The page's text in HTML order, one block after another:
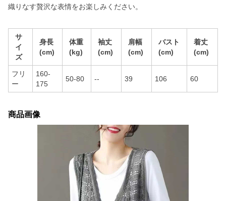
織りなす贅沢な表情をお楽しみください。
サ
イ
ズ
身長
(cm)
体重
(kg)
袖丈
(cm)
肩幅
(cm)
バスト
(cm)
着丈
(cm)
フリ
ー
160-
175
50-80 -- 39 106 60
商品画像